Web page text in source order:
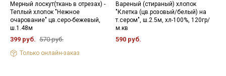
Мерный лоскут(ткань в отрезах) -
Теплый хлопок "Нежное
очарование" цв.серо-бежевый,
ш.1.48м
399 руб. 570 руб.
Только онлайн-заказ
Вареный (стираный) хлопок
"Клетка (цв.розовый/белый) на
т.сером", ш.2.5м, хл-100%, 120гр/
м.кв
590 руб.